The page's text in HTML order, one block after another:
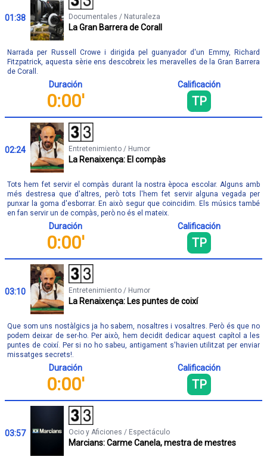
01:38 Documentales / Naturaleza
La Gran Barrera de Corall
Narrada per Russell Crowe i dirigida pel guanyador d'un Emmy, Richard
Fitzpatrick, aquesta sèrie ens descobreix les meravelles de la Gran Barrera
de Corall.
Duración
0:00'
Calificación
TP
02:24 Entretenimiento / Humor
La Renaixença: El compàs
Tots hem fet servir el compàs durant la nostra època escolar. Alguns amb
més destresa que d'altres, però tots l'hem fet servir alguna vegada per
punxar la goma d'esborrar. En això segur que coincidim. Els músics també
en fan servir un de compàs, però no és el mateix.
Duración
0:00'
Calificación
TP
03:10 Entretenimiento / Humor
La Renaixença: Les puntes de coixí
Que som uns nostàlgics ja ho sabem, nosaltres i vosaltres. Però és que no
podem deixar de ser-ho. Per això, hem decidit dedicar aquest capítol a les
puntes de coixí. Per si no ho sabeu, antigament s'havien utilitzat per enviar
missatges secrets!.
Duración
0:00'
Calificación
TP
03:57 Ocio y Aficiones / Espectáculo
Marcians: Carme Canela, mestra de mestres